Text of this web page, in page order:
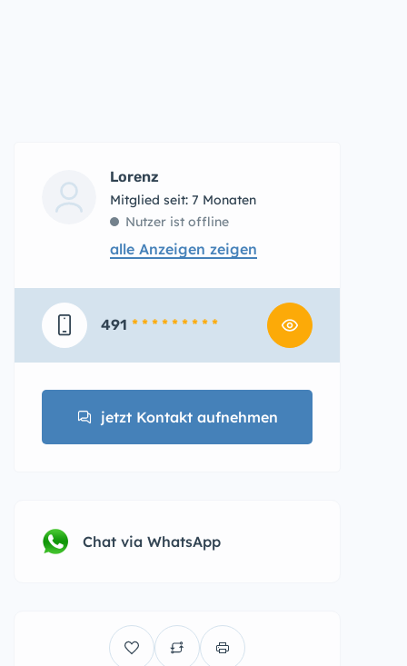
Lorenz
Mitglied seit: 7 Monaten
Nutzer ist offline
alle Anzeigen zeigen
491 * * * * * * * * *
jetzt Kontakt aufnehmen
Chat via WhatsApp